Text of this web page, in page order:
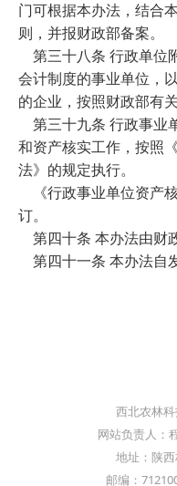
门可根据本办法，结合
则，并报财政部备案。
第三十八条 行政单位
会计制度的事业单位，
的企业，按照财政部有
第三十九条 行政事业
和资产核实工作，按照
法》的规定执行。
《行政事业单位资产
订。
第四十条 本办法由财
第四十一条 本办法自
西北农林
网站负责人：
地址：陕
邮编：